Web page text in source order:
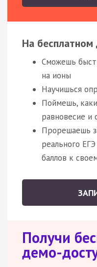
На
Сможешь
на ионы
Научишься
Поймешь,
равновесие и
Прорешаешь
реального
баллов к
Получи
демо-